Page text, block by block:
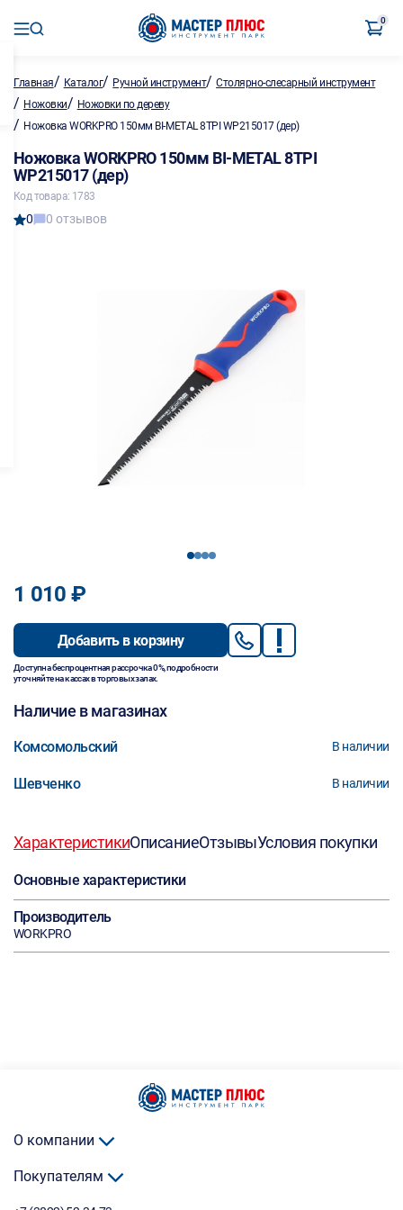
0
Главная/ Каталог/ Ручной инструмент/Столярно-слесарный инструмент
/ Ножовки/ Ножовки по дереву
/ Ножовка WORKPRO 150мм BI-METAL 8TPI WP215017 (дер)
Ножовка WORKPRO 150мм BI-METAL 8TPI
WP215017 (дер)
Код товара: 1783
0 0 отзывов
1234
1 010 ₽
Добавить в корзину
Доступна беспроцентная рассрочка 0%, подробности
уточняйте на кассах в торговых залах.
Наличие в магазинах
Комсомольский В наличии
Шевченко В наличии
ХарактеристикиОписаниеОтзывыУсловия покупки
Основные характеристики
Производитель
WORKPRO
О компании
Покупателям